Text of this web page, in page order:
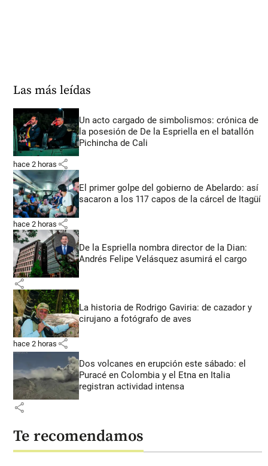
Las más leídas
Un acto cargado de simbolismos: crónica de
la posesión de De la Espriella en el batallón
Pichincha de Cali
hace 2 horas share
El primer golpe del gobierno de Abelardo: así
sacaron a los 117 capos de la cárcel de Itagüí
hace 2 horas share
De la Espriella nombra director de la Dian:
Andrés Felipe Velásquez asumirá el cargo
share
La historia de Rodrigo Gaviria: de cazador y
cirujano a fotógrafo de aves
hace 2 horas share
Dos volcanes en erupción este sábado: el
Puracé en Colombia y el Etna en Italia
registran actividad intensa
share
Te recomendamos